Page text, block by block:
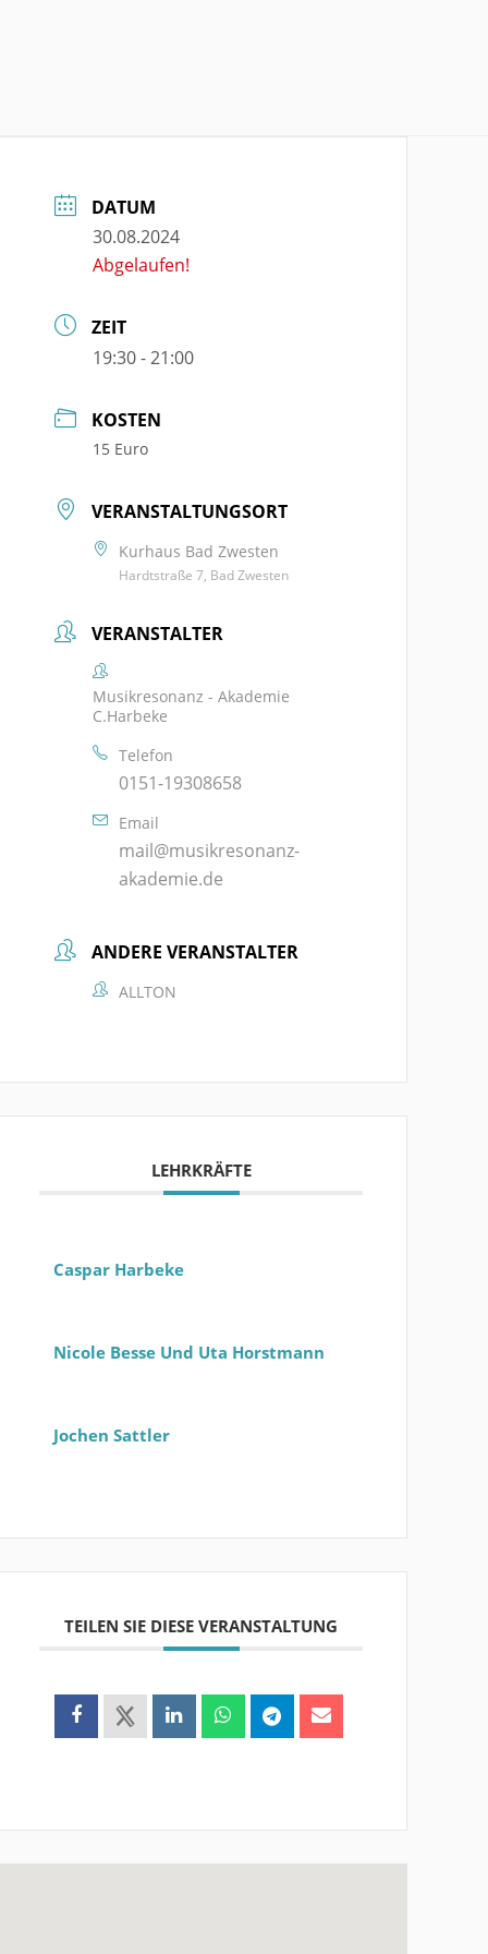
DATUM
30.08.2024
Abgelaufen!
ZEIT
19:30 - 21:00
KOSTEN
15 Euro
VERANSTALTUNGSORT
Kurhaus Bad Zwesten
Hardtstraße 7, Bad Zwesten
VERANSTALTER
Musikresonanz - Akademie
C.Harbeke
Telefon
0151-19308658
Email
mail@musikresonanz-
akademie.de
ANDERE VERANSTALTER
ALLTON
LEHRKRÄFTE
Caspar Harbeke
Nicole Besse Und Uta Horstmann
Jochen Sattler
TEILEN SIE DIESE VERANSTALTUNG